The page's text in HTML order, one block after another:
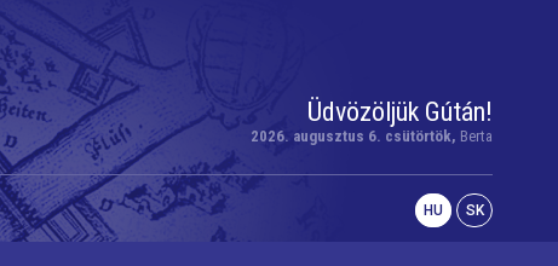
Üdvözöljük Gútán!
2026. augusztus 6. csütörtök, Berta
HU SK